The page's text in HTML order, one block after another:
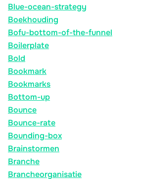
Blue-ocean-strategy
Boekhouding
Bofu-bottom-of-the-funnel
Boilerplate
Bold
Bookmark
Bookmarks
Bottom-up
Bounce
Bounce-rate
Bounding-box
Brainstormen
Branche
Brancheorganisatie